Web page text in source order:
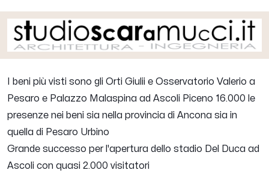
I beni più visti sono gli Orti Giulii e Osservatorio Valerio a
Pesaro e Palazzo Malaspina ad Ascoli Piceno 16.000 le
presenze nei beni sia nella provincia di Ancona sia in
quella di Pesaro Urbino
Grande successo per l'apertura dello stadio Del Duca ad
Ascoli con quasi 2.000 visitatori